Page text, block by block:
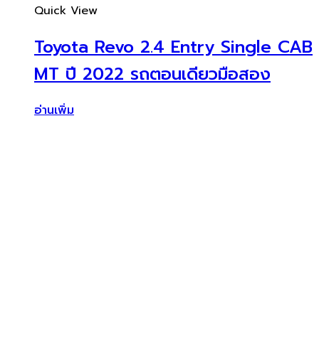
Quick View
Toyota Revo 2.4 Entry Single CAB
MT ปี 2022 รถตอนเดียวมือสอง
อ่านเพิ่ม